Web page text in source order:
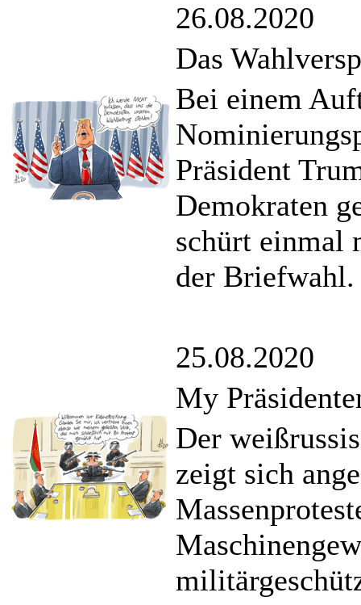
26.08.2020
Das
Bei einem
Präsident
Demokraten
schürt einmal
der Briefwahl.
25.08.2020
My
Der
zeigt sich